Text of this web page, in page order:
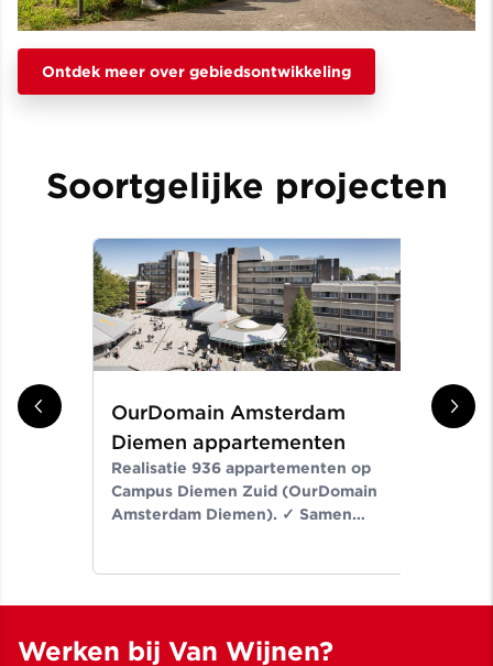
Ontdek meer over gebiedsontwikkeling
Soortgelijke projecten
OurDomain Amsterdam
Diemen appartementen
Realisatie 936 appartementen op
Campus Diemen Zuid (OurDomain
Amsterdam Diemen). ✓ Samen
Werken bij Van Wijnen?